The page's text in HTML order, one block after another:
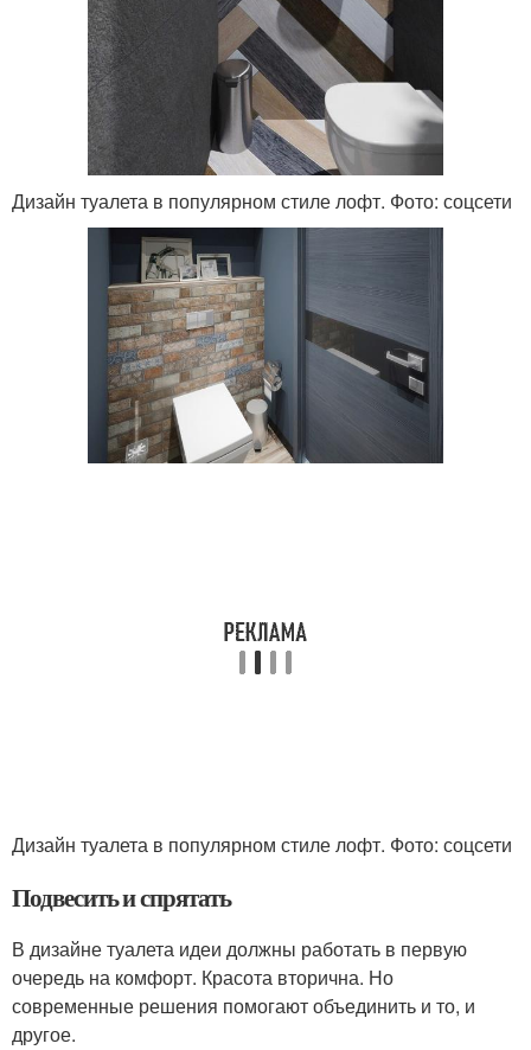
Дизайн туалета в популярном стиле лофт. Фото: соцсети
Дизайн туалета в популярном стиле лофт. Фото: соцсети
Подвесить и спрятать
В дизайне туалета идеи должны работать в первую
очередь на комфорт. Красота вторична. Но
современные решения помогают объединить и то, и
другое.